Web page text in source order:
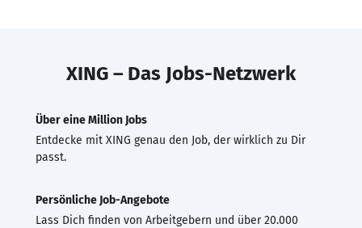
XING – Das Jobs-Netzwerk
Über eine Million Jobs
Entdecke mit XING genau den Job, der wirklich zu Dir
passt.
Persönliche Job-Angebote
Lass Dich finden von Arbeitgebern und über 20.000